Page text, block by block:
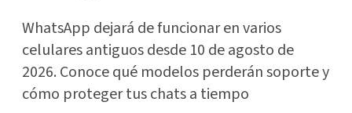
WhatsApp dejará de funcionar en varios
celulares antiguos desde 10 de agosto de
2026. Conoce qué modelos perderán soporte y
cómo proteger tus chats a tiempo